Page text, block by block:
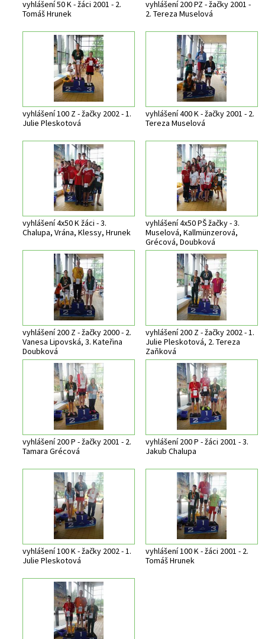
vyhlášení 50 K - žáci 2001 - 2.
Tomáš Hrunek
vyhlášení 200 PZ - žačky 2001 -
2. Tereza Muselová
vyhlášení 100 Z - žačky 2002 - 1.
Julie Pleskotová
vyhlášení 400 K - žačky 2001 - 2.
Tereza Muselová
vyhlášení 4x50 K žáci - 3.
Chalupa, Vrána, Klessy, Hrunek
vyhlášení 4x50 PŠ žačky - 3.
Muselová, Kallmünzerová,
Grécová, Doubková
vyhlášení 200 Z - žačky 2000 - 2.
Vanesa Lipovská, 3. Kateřina
Doubková
vyhlášení 200 Z - žačky 2002 - 1.
Julie Pleskotová, 2. Tereza
Zaňková
vyhlášení 200 P - žačky 2001 - 2.
Tamara Grécová
vyhlášení 200 P - žáci 2001 - 3.
Jakub Chalupa
vyhlášení 100 K - žačky 2002 - 1.
Julie Pleskotová
vyhlášení 100 K - žáci 2001 - 2.
Tomáš Hrunek